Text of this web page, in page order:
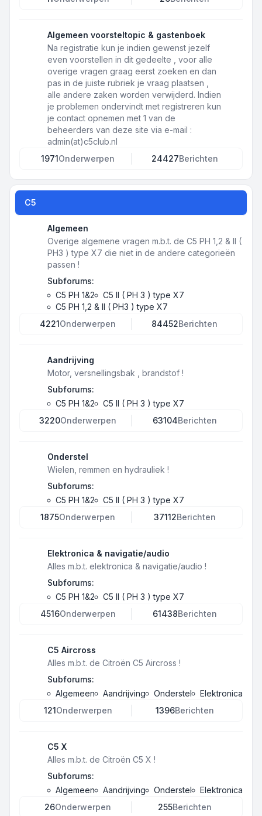
Algemeen voorsteltopic & gastenboek
Na registratie kun je indien gewenst jezelf
even voorstellen in dit gedeelte , voor alle
overige vragen graag eerst zoeken en dan
pas in de juiste rubriek je vraag plaatsen ,
alle andere zaken worden verwijderd. Indien
je problemen ondervindt met registreren kun
je contact opnemen met 1 van de
beheerders van deze site via e-mail :
admin(at)c5club.nl
1971Onderwerpen 24427Berichten
C5
Algemeen
Overige algemene vragen m.b.t. de C5 PH 1,2 & II (
PH3 ) type X7 die niet in de andere categorieën
passen !
Subforums:
C5 PH 1&2
C5 II ( PH 3 ) type X7
C5 PH 1,2 & II ( PH3 ) type X7
4221Onderwerpen 84452Berichten
Aandrijving
Motor, versnellingsbak , brandstof !
Subforums:
C5 PH 1&2
C5 II ( PH 3 ) type X7
3220Onderwerpen 63104Berichten
Onderstel
Wielen, remmen en hydrauliek !
Subforums:
C5 PH 1&2
C5 II ( PH 3 ) type X7
1875Onderwerpen 37112Berichten
Elektronica & navigatie/audio
Alles m.b.t. elektronica & navigatie/audio !
Subforums:
C5 PH 1&2
C5 II ( PH 3 ) type X7
4516Onderwerpen 61438Berichten
C5 Aircross
Alles m.b.t. de Citroën C5 Aircross !
Subforums:
Algemeen
Aandrijving Onderstel
Elektronica
121Onderwerpen 1396Berichten
C5 X
Alles m.b.t. de Citroën C5 X !
Subforums:
Algemeen
Aandrijving Onderstel
Elektronica
26Onderwerpen 255Berichten